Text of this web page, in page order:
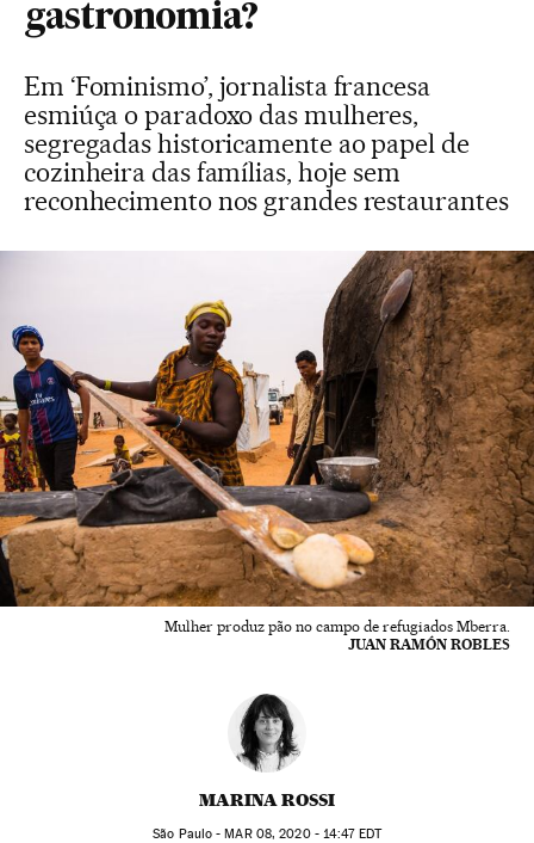
gastronomia?
Em ‘Fominismo’, jornalista francesa
esmiúça o paradoxo das mulheres,
segregadas historicamente ao papel de
cozinheira das famílias, hoje sem
reconhecimento nos grandes restaurantes
Mulher produz pão no campo de refugiados Mberra.
JUAN RAMÓN ROBLES
MARINA ROSSI
São Paulo - MAR08, 2020 - 14:47EDT